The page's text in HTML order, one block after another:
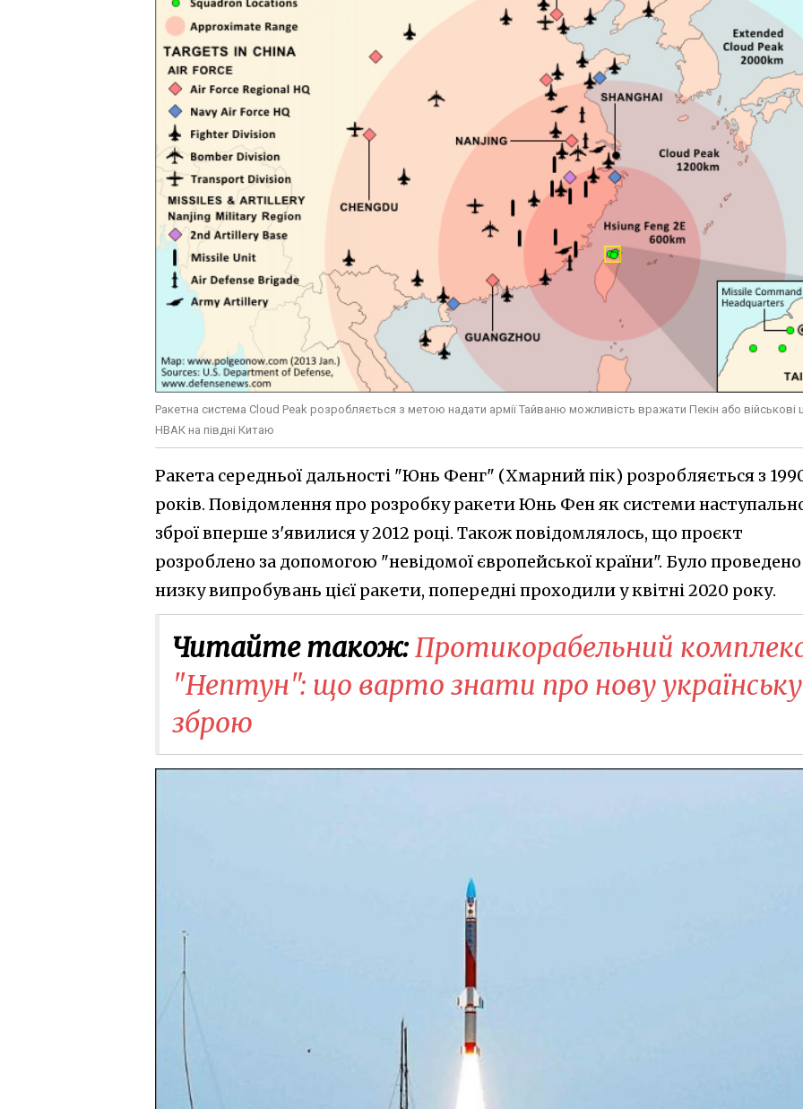
Ракетна система Cloud Peak розробляється з метою надати армії Тайваню можливість вражати Пекін або військові
НВАК на півдні Китаю
Ракета середньої дальності "Юнь Фенг" (Хмарний пік) розробляється з
років. Повідомлення про розробку ракети Юнь Фен як системи
зброї вперше з'явилися у 2012 році. Також повідомлялось, що проєкт
розроблено за допомогою "невідомої європейської країни". Було проведено
низку випробувань цієї ракети, попередні проходили у квітні 2020 року.
Читайте також:Протикорабельний
"Нептун": що варто знати про нову українську
зброю